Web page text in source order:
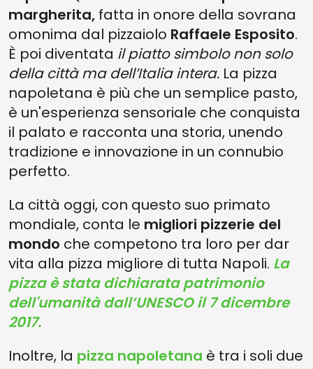
margherita, fatta in onore della sovrana
omonima dal pizzaiolo Raffaele Esposito.
È poi diventata il piatto simbolo non solo
della città ma dell’Italia intera. La pizza
napoletana è più che un semplice pasto,
è un'esperienza sensoriale che conquista
il palato e racconta una storia, unendo
tradizione e innovazione in un connubio
perfetto.
La città oggi, con questo suo primato
mondiale, conta le migliori pizzerie del
mondo che competono tra loro per dar
vita alla pizza migliore di tutta Napoli. La
pizza è stata dichiarata patrimonio
dell'umanità dall’UNESCO il 7 dicembre
2017.
Inoltre, la pizza napoletana è tra i soli due